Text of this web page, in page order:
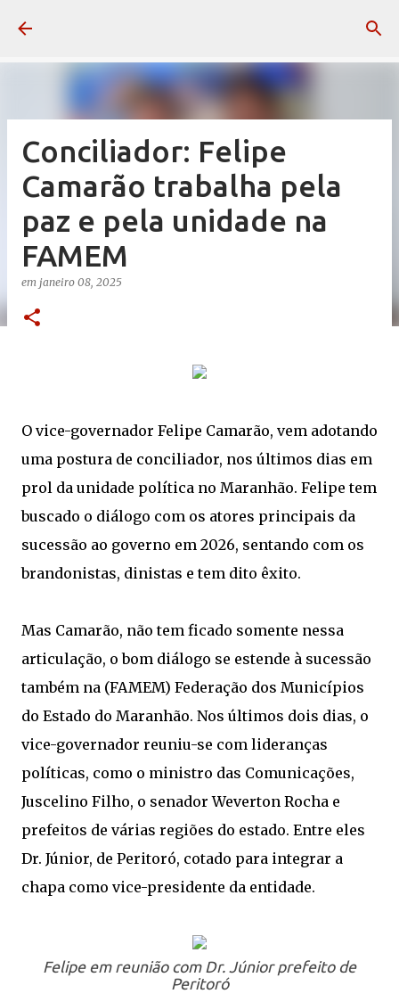
Conciliador: Felipe
Camarão trabalha pela
paz e pela unidade na
FAMEM
em janeiro 08, 2025
O vice-governador Felipe Camarão, vem adotando
uma postura de conciliador, nos últimos dias em
prol da unidade política no Maranhão. Felipe tem
buscado o diálogo com os atores principais da
sucessão ao governo em 2026, sentando com os
brandonistas, dinistas e tem dito êxito.
Mas Camarão, não tem ficado somente nessa
articulação, o bom diálogo se estende à sucessão
também na (FAMEM) Federação dos Municípios
do Estado do Maranhão. Nos últimos dois dias, o
vice-governador reuniu-se com lideranças
políticas, como o ministro das Comunicações,
Juscelino Filho, o senador Weverton Rocha e
prefeitos de várias regiões do estado. Entre eles
Dr. Júnior, de Peritoró, cotado para integrar a
chapa como vice-presidente da entidade.
Felipe em reunião com Dr. Júnior prefeito de
Peritoró